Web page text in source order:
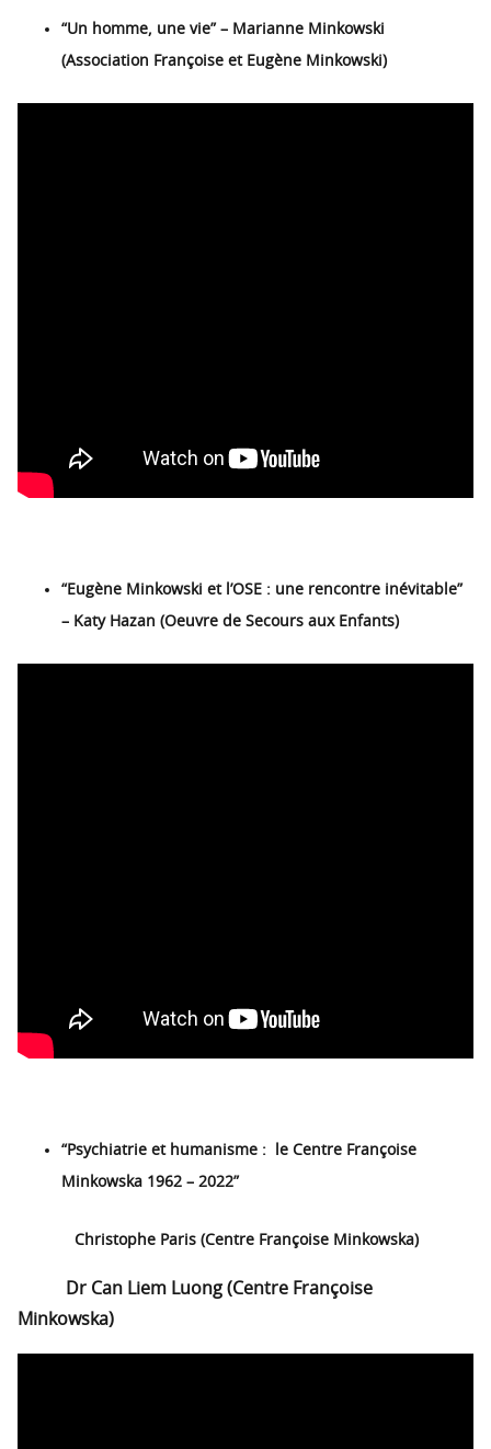
“Un homme, une vie” – Marianne Minkowski
(Association Françoise et Eugène Minkowski)
“Eugène Minkowski et l’OSE : une rencontre inévitable”
– Katy Hazan (Oeuvre de Secours aux Enfants)
“Psychiatrie et humanisme : le Centre Françoise
Minkowska 1962 – 2022”
Christophe Paris (Centre Françoise Minkowska)
Dr Can Liem Luong (Centre Françoise
Minkowska)